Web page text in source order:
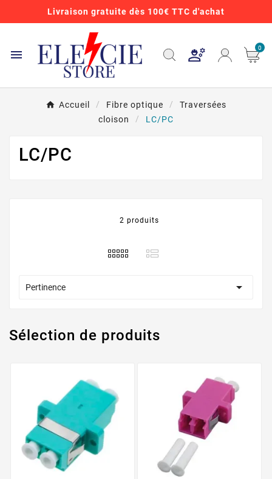
Livraison gratuite dès 100€ TTC d'achat
 0
Accueil Fibre optique
Traversées
cloison
LC/PC
LC/PC
2 produits
Pertinence 
Sélection de produits